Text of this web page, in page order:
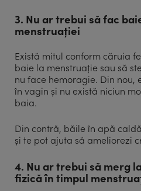
3. Nu ar trebui să fac
menstruației
Există mitul conform căruia
baie la menstruație sau să
nu face hemoragie. Din nou,
în vagin și nu există niciun
baia.
Din contră, băile în apă
și te pot ajuta să ameliorezi
4. Nu ar trebui să merg
fizică în timpul